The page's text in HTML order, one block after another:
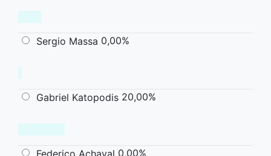
Sergio Massa 0,00%
Gabriel Katopodis 20,00%
Federico Achaval 0,00%